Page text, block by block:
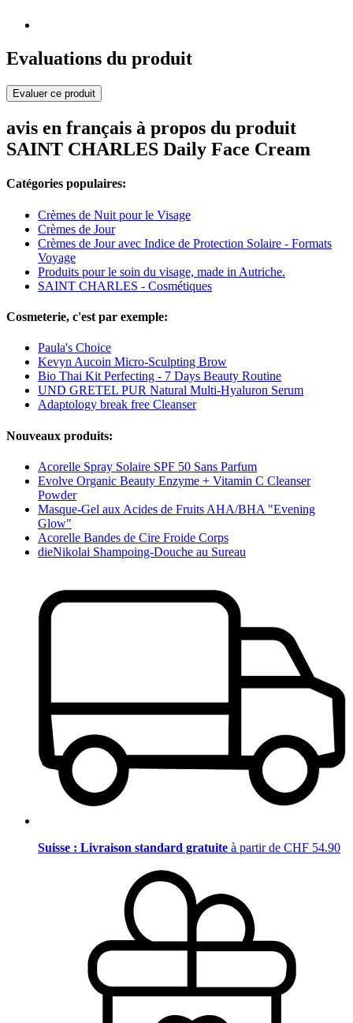
Evaluations du produit
Evaluer ce produit
avis en français à propos du produit
SAINT CHARLES Daily Face Cream
Catégories populaires:
Crèmes de Nuit pour le Visage
Crèmes de Jour
Crèmes de Jour avec Indice de Protection Solaire - Formats
Voyage
Produits pour le soin du visage, made in Autriche.
SAINT CHARLES - Cosmétiques
Cosmeterie, c'est par exemple:
Paula's Choice
Kevyn Aucoin Micro-Sculpting Brow
Bio Thai Kit Perfecting - 7 Days Beauty Routine
UND GRETEL PUR Natural Multi-Hyaluron Serum
Adaptology break free Cleanser
Nouveaux produits:
Acorelle Spray Solaire SPF 50 Sans Parfum
Evolve Organic Beauty Enzyme + Vitamin C Cleanser
Powder
Masque-Gel aux Acides de Fruits AHA/BHA "Evening
Glow"
Acorelle Bandes de Cire Froide Corps
dieNikolai Shampoing-Douche au Sureau
Suisse : Livraison standard gratuite à partir de CHF 54.90